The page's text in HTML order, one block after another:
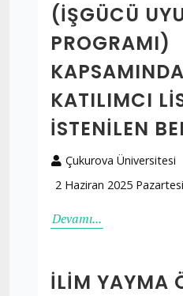
(İŞGÜCÜ
PROGRAMI)
KATILIMCI
İSTENİLEN
Çukurova Üniversitesi
2 Haziran 2025 Pazartesi
Devamı...
İLIM YAYMA